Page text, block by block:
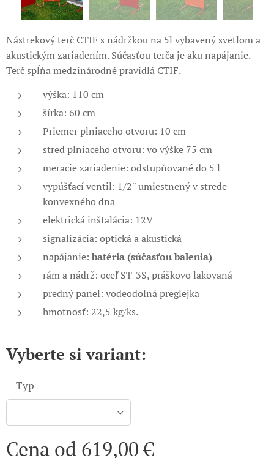
Nástrekový terč CTIF s nádržkou na 5l vybavený svetlom a
akustickým zariadením. Súčasťou terča je aku napájanie.
Terč spĺňa medzinárodné pravidlá CTIF.
výška: 110 cm
šírka: 60 cm
Priemer plniaceho otvoru: 10 cm
stred plniaceho otvoru: vo výške 75 cm
meracie zariadenie: odstupňované do 5 l
vypúšťací ventil: 1/2ʺ umiestnený v strede
konvexného dna
elektrická inštalácia: 12V
signalizácia: optická a akustická
napájanie: batéria (súčasťou balenia)
rám a nádrž: oceľ ST-3S, práškovo lakovaná
predný panel: vodeodolná preglejka
hmotnosť: 22,5 kg/ks.
Vyberte si variant:
Typ
Cena od 619,00€